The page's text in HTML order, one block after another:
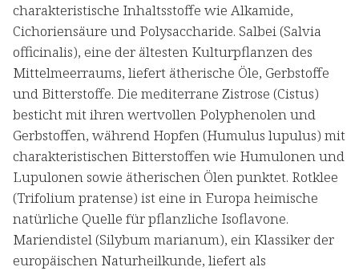
charakteristische Inhaltsstoffe wie Alkamide,
Cichoriensäure und Polysaccharide. Salbei (Salvia
officinalis), eine der ältesten Kulturpflanzen des
Mittelmeerraums, liefert ätherische Öle, Gerbstoffe
und Bitterstoffe. Die mediterrane Zistrose (Cistus)
besticht mit ihren wertvollen Polyphenolen und
Gerbstoffen, während Hopfen (Humulus lupulus) mit
charakteristischen Bitterstoffen wie Humulonen und
Lupulonen sowie ätherischen Ölen punktet. Rotklee
(Trifolium pratense) ist eine in Europa heimische
natürliche Quelle für pflanzliche Isoflavone.
Mariendistel (Silybum marianum), ein Klassiker der
europäischen Naturheilkunde, liefert als